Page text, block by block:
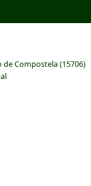
de Compostela (15706)